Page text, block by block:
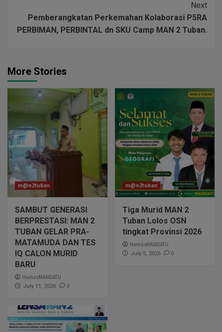
Next
Pemberangkatan Perkemahan Kolaborasi P5RA
PERBIMAN, PERBINTAL dn SKU Camp MAN 2 Tuban.
More Stories
m@n2tuban
SAMBUT GENERASI
BERPRESTASI: MAN 2
TUBAN GELAR PRA-
MATAMUDA DAN TES
IQ CALON MURID
BARU
HumasMANDATU
July 11, 2026 0
m@n2tuban
Tiga Murid MAN 2
Tuban Lolos OSN
tingkat Provinsi 2026
HumasMANDATU
July 5, 2026 0